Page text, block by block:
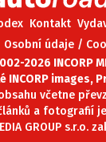
Kontakt
Osobní údaje /
2026 INCORP
INCORP images,
včetne
a fotografií je
GROUP s.r.o.